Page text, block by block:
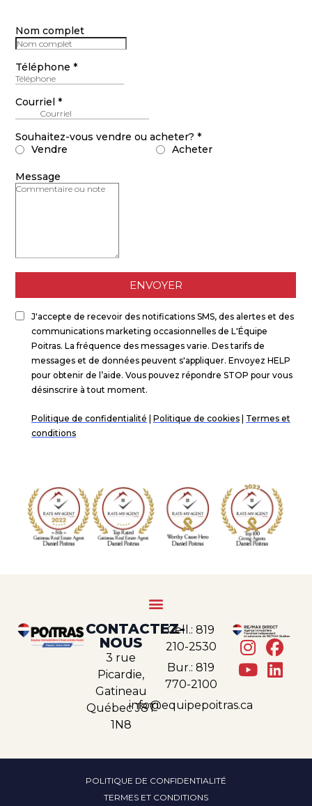
CONTACTEZ-
NOUS
3 rue
Picardie,
Gatineau
Québec J8T
1N8
Cell.: 819
210-2530
Bur.: 819
770-2100
info@equipepoitras.ca
POLITIQUE DE CONFIDENTIALITÉ
TERMES ET CONDITIONS